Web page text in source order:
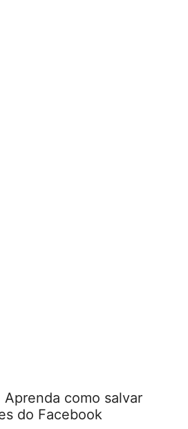
como salvar
do Facebook